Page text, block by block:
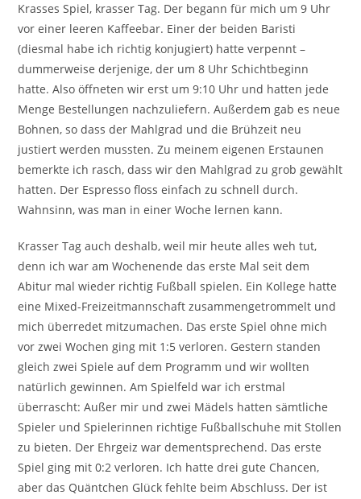
Krasses Spiel, krasser Tag. Der begann für mich um 9 Uhr
vor einer leeren Kaffeebar. Einer der beiden Baristi
(diesmal habe ich richtig konjugiert) hatte verpennt –
dummerweise derjenige, der um 8 Uhr Schichtbeginn
hatte. Also öffneten wir erst um 9:10 Uhr und hatten jede
Menge Bestellungen nachzuliefern. Außerdem gab es neue
Bohnen, so dass der Mahlgrad und die Brühzeit neu
justiert werden mussten. Zu meinem eigenen Erstaunen
bemerkte ich rasch, dass wir den Mahlgrad zu grob gewählt
hatten. Der Espresso floss einfach zu schnell durch.
Wahnsinn, was man in einer Woche lernen kann.
Krasser Tag auch deshalb, weil mir heute alles weh tut,
denn ich war am Wochenende das erste Mal seit dem
Abitur mal wieder richtig Fußball spielen. Ein Kollege hatte
eine Mixed-Freizeitmannschaft zusammengetrommelt und
mich überredet mitzumachen. Das erste Spiel ohne mich
vor zwei Wochen ging mit 1:5 verloren. Gestern standen
gleich zwei Spiele auf dem Programm und wir wollten
natürlich gewinnen. Am Spielfeld war ich erstmal
überrascht: Außer mir und zwei Mädels hatten sämtliche
Spieler und Spielerinnen richtige Fußballschuhe mit Stollen
zu bieten. Der Ehrgeiz war dementsprechend. Das erste
Spiel ging mit 0:2 verloren. Ich hatte drei gute Chancen,
aber das Quäntchen Glück fehlte beim Abschluss. Der ist